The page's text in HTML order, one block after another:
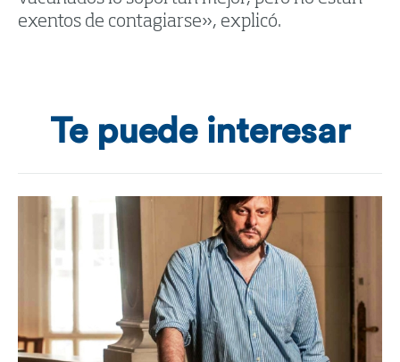
exentos de contagiarse», explicó.
Te puede interesar